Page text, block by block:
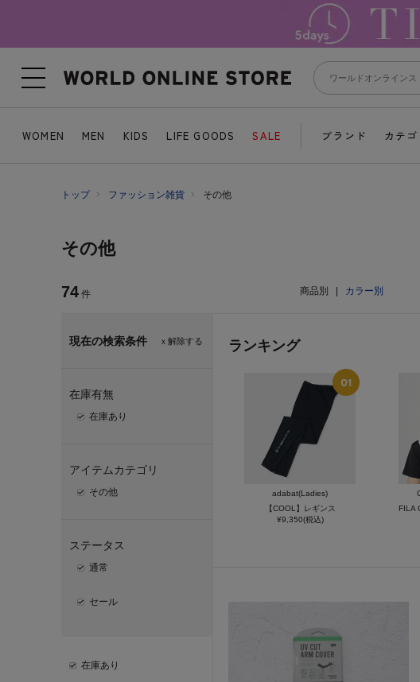
WOMEN MEN KIDS LIFE GOODS SALE ブランド カテ
トップ ファッション雑貨 その他
その他
74 件 商品別 カラー別
ｘ解除する
現在の検索条件
在庫有無
在庫あり
アイテムカテゴリ
その他
ステータス
通常
セール
在庫あり
ランキング
adabat(Ladies)
【COOL】レギンス
¥9,350(税込)